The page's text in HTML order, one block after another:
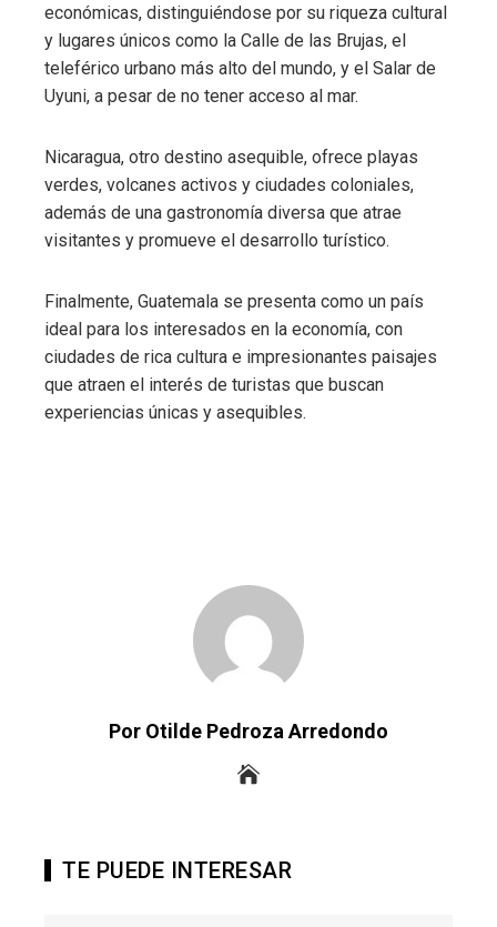
económicas, distinguiéndose por su riqueza cultural
y lugares únicos como la Calle de las Brujas, el
teleférico urbano más alto del mundo, y el Salar de
Uyuni, a pesar de no tener acceso al mar.
Nicaragua, otro destino asequible, ofrece playas
verdes, volcanes activos y ciudades coloniales,
además de una gastronomía diversa que atrae
visitantes y promueve el desarrollo turístico.
Finalmente, Guatemala se presenta como un país
ideal para los interesados ​​en la economía, con
ciudades de rica cultura e impresionantes paisajes
que atraen el interés de turistas que buscan
experiencias únicas y asequibles.
Por Otilde Pedroza Arredondo
TE PUEDE INTERESAR